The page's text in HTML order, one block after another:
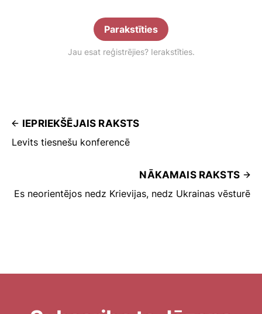
Parakstīties
Jau esat reģistrējies? Ierakstīties.
IEPRIEKŠĒJAIS RAKSTS
Levits tiesnešu konferencē
NĀKAMAIS RAKSTS
Es neorientējos nedz Krievijas, nedz Ukrainas vēsturē